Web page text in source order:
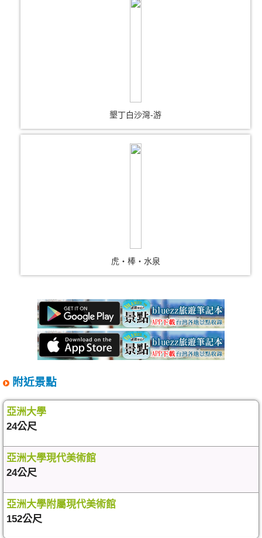
墾丁白沙灣-游
虎‧棒‧水泉
附近景點
亞洲大學
24公尺
亞洲大學現代美術館
24公尺
亞洲大學附屬現代美術館
152公尺